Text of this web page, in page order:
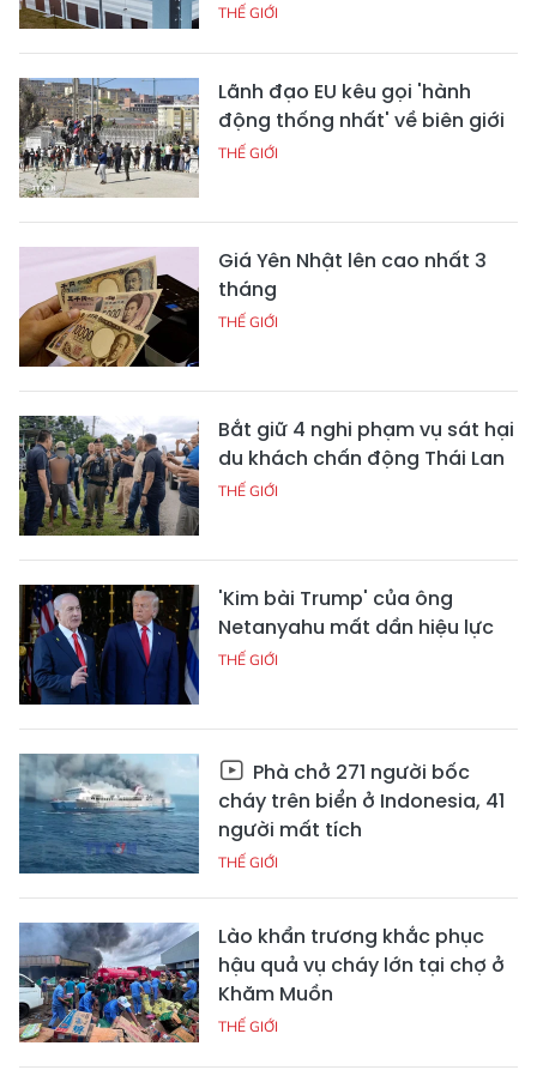
THẾ GIỚI
Lãnh đạo EU kêu gọi 'hành
động thống nhất' về biên giới
THẾ GIỚI
Giá Yên Nhật lên cao nhất 3
tháng
THẾ GIỚI
Bắt giữ 4 nghi phạm vụ sát hại
du khách chấn động Thái Lan
THẾ GIỚI
'Kim bài Trump' của ông
Netanyahu mất dần hiệu lực
THẾ GIỚI
Phà chở 271 người bốc
cháy trên biển ở Indonesia, 41
người mất tích
THẾ GIỚI
Lào khẩn trương khắc phục
hậu quả vụ cháy lớn tại chợ ở
Khăm Muồn
THẾ GIỚI